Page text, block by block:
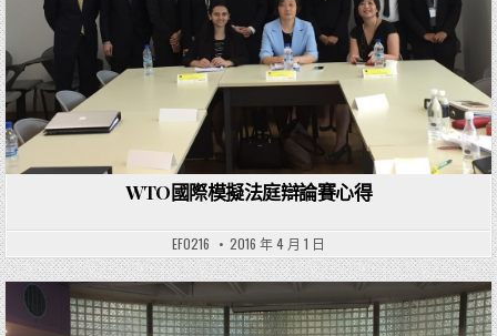
WTO國際模擬法庭辯論賽心得
EF0216 2016 年 4 月 1 日